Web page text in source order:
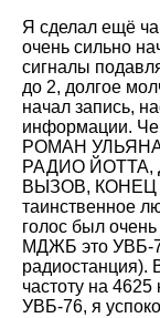
Я сделал ещё
очень сильно
сигналы
до 2, долгое
начал запись,
информации.
РОМАН
РАДИО
ВЫЗОВ, КОНЕЦ
таинственное
голос был
МДЖБ это УВБ-
радиостанция).
частоту на
УВБ-76, я